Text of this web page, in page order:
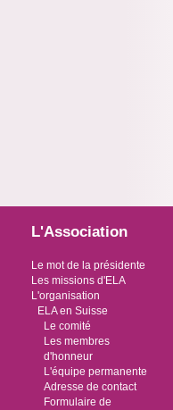
L'Association
Le mot de la présidente
Les missions d'ELA
L'organisation
ELA en Suisse
Le comité
Les membres
d'honneur
L'équipe permanente
Adresse de contact
Formulaire de